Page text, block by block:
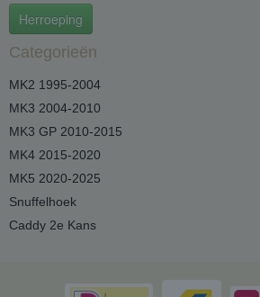
Herroeping
Categorieën
MK2 1995-2004
MK3 2004-2010
MK3 GP 2010-2015
MK4 2015-2020
MK5 2020-2025
Snuffelhoek
Caddy 2e Kans